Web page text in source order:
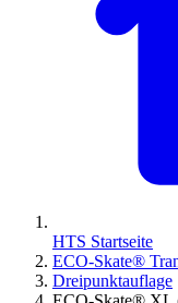
HTS Startseite
ECO-Skate®
Dreipunktauflage